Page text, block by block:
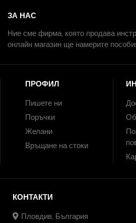
ЗА НАС
Ние сме фирма, която продава
онлайн магазин ще намерите
ПРОФИЛ
Пишете ни
Поръчки
Желани
Връщане на стоки
КОНТАКТИ
Пловдив, България